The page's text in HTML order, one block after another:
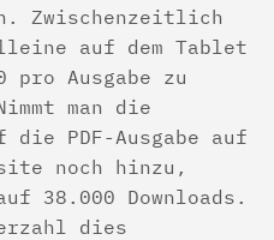
Zwischenzeitlich
auf dem Tablet
pro Ausgabe zu
man die
PDF-Ausgabe auf
noch hinzu,
38.000 Downloads.
dies